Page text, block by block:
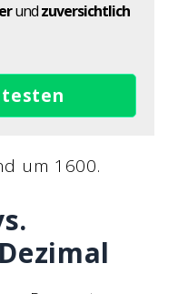
undzuversichtlich
um 1600.